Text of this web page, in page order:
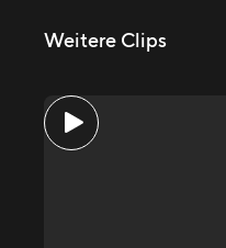
Weitere Clips